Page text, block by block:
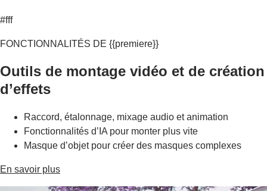
#fff
FONCTIONNALITÉS DE {{premiere}}
Outils de montage vidéo et de création
d’effets
Raccord, étalonnage, mixage audio et animation
Fonctionnalités d’IA pour monter plus vite
Masque d’objet pour créer des masques complexes
En savoir plus